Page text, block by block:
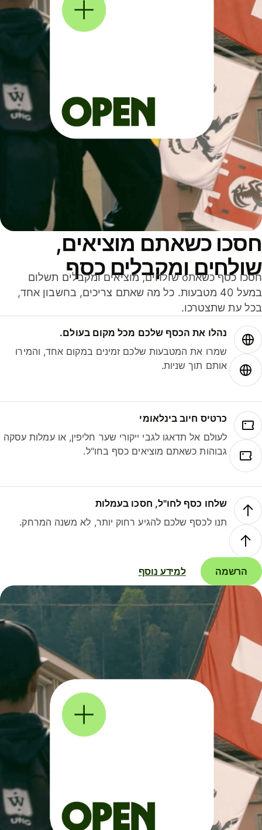
כשאתם מוציאים,
ומקבלים כסף
חסכו כסף כשאתo שולחים, מוציאים ומקבלים תשלום
במעל 40 מטבעות. כל מה שאתם צריכים, בחשבון אחד,
עת שתצטרכו.
נהלו את הכסף שלכם מכל מקום בעולם.
שמרו את המטבעות שלכם זמינים במקום אחד, והמירו
אותם תוך שניות.
כרטיס חיוב בינלאומי
לעולם אל תדאגו לגבי ייקורי שער חליפין, או עמלות עסקה
גבוהות כשאתם מוציאים כסף בחו"ל.
שלחו כסף לחו"ל, חסכו בעמלות
תנו לכסף שלכם להגיע רחוק יותר, לא משנה המרחק.
הרשמה למידע נוסף